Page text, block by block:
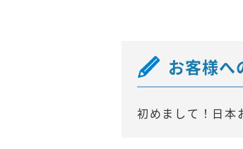
お客様へ
初めまして！日本